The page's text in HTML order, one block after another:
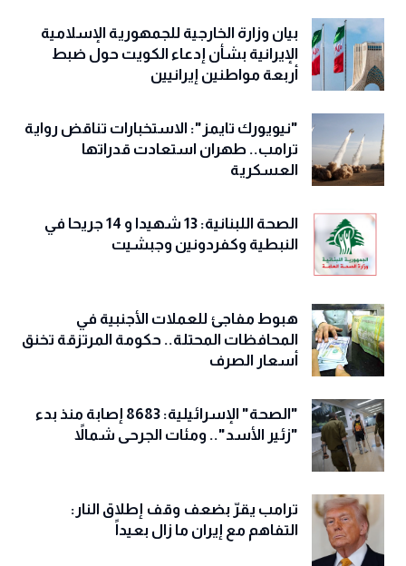
‏بيان وزارة الخارجية للجمهورية الإسلامية
الإيرانية بشأن إدعاء الكويت حول ضبط
أربعة مواطنين إيرانيين
"نيويورك تايمز": الاستخبارات تناقض رواية
ترامب.. طهران استعادت قدراتها
العسكرية
الصحة اللبنانية: 13 شهيدا و 14 جريحا في
النبطية وكفردونين وجبشيت
هبوط مفاجئ للعملات الأجنبية في
المحافظات المحتلة.. حكومة المرتزقة تخنق
أسعار الصرف
"الصحة" الإسرائيلية: 8683 إصابة منذ بدء
"زئير الأسد".. ومئات الجرحى شمالاً
ترامب يقرّ بضعف وقف إطلاق النار:
التفاهم مع إيران ما زال بعيداً